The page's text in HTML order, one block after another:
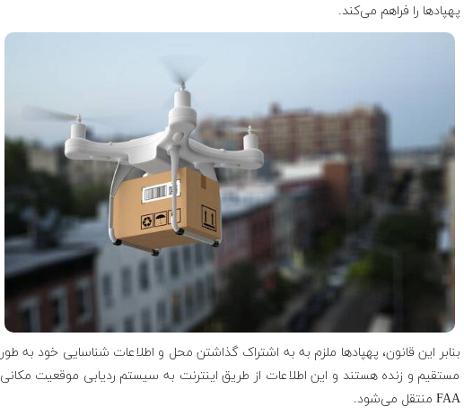
پهپادها را فراهم می‌کند.
بنابر این قانون، پهپادها ملزم به به اشتراک گذاشتن محل و اطلاعات شناسایی خود به طور
مستقیم و زنده هستند و این اطلاعات از طریق اینترنت به سیستم ردیابی موقعیت مکانی
FAA منتقل می‌شود.